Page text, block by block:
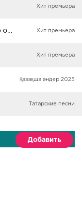
Хит премьера
ALIB - Бандит, а ты не бойся его он обычный бандит Хит премьера
Хит премьера
Қазақша әндер 2025
Татарские песни
Добавить